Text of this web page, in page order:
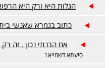
הגלות היא ורק היא
כתוב בגמרא שאנשי
אם הבנתי נכון , זה
סיעתא דשמייא1